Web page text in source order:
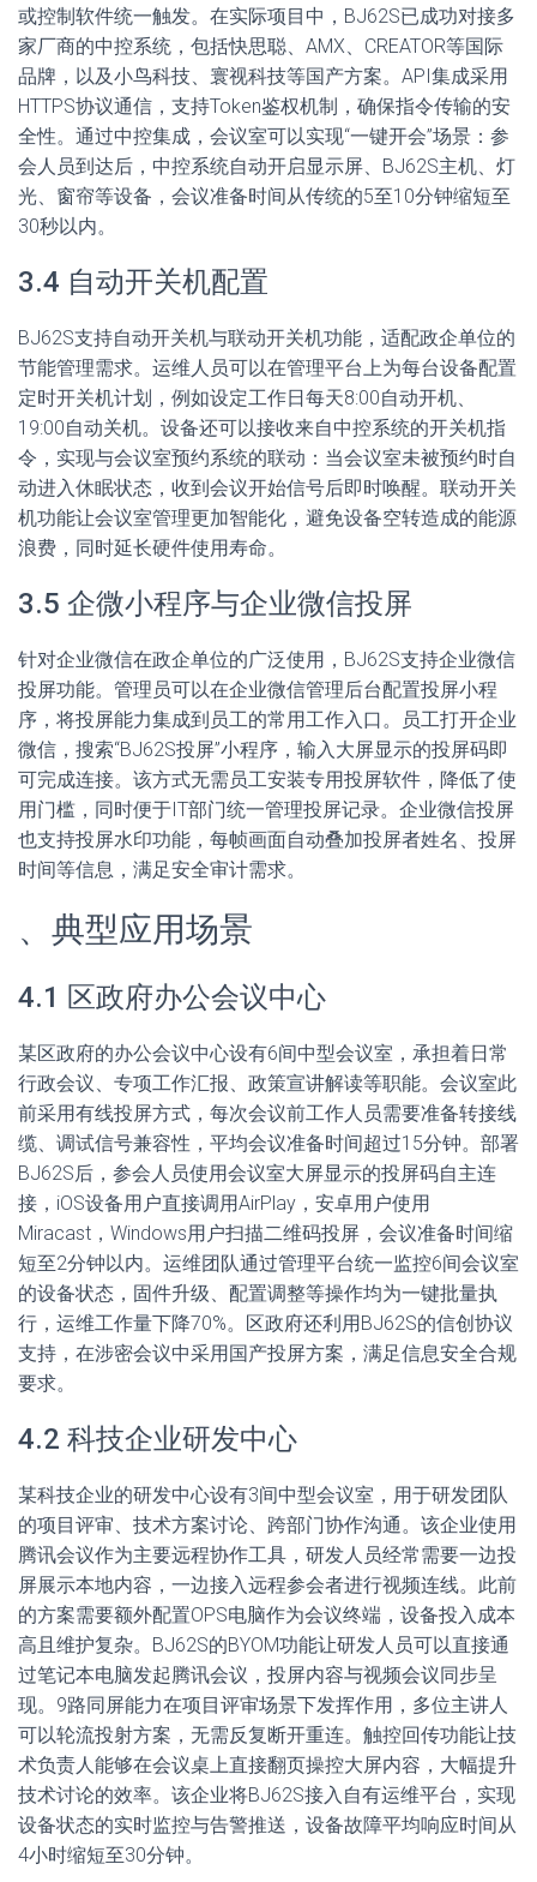
或控制软件统一触发。在实际项目中，BJ62S已成功对接多
家厂商的中控系统，包括快思聪、AMX、CREATOR等国际
品牌，以及小鸟科技、寰视科技等国产方案。API集成采用
HTTPS协议通信，支持Token鉴权机制，确保指令传输的安
全性。通过中控集成，会议室可以实现“一键开会”场景：参
会人员到达后，中控系统自动开启显示屏、BJ62S主机、灯
光、窗帘等设备，会议准备时间从传统的5至10分钟缩短至
30秒以内。
3.4 自动开关机配置
BJ62S支持自动开关机与联动开关机功能，适配政企单位的
节能管理需求。运维人员可以在管理平台上为每台设备配置
定时开关机计划，例如设定工作日每天8:00自动开机、
19:00自动关机。设备还可以接收来自中控系统的开关机指
令，实现与会议室预约系统的联动：当会议室未被预约时自
动进入休眠状态，收到会议开始信号后即时唤醒。联动开关
机功能让会议室管理更加智能化，避免设备空转造成的能源
浪费，同时延长硬件使用寿命。
3.5 企微小程序与企业微信投屏
针对企业微信在政企单位的广泛使用，BJ62S支持企业微信
投屏功能。管理员可以在企业微信管理后台配置投屏小程
序，将投屏能力集成到员工的常用工作入口。员工打开企业
微信，搜索“BJ62S投屏”小程序，输入大屏显示的投屏码即
可完成连接。该方式无需员工安装专用投屏软件，降低了使
用门槛，同时便于IT部门统一管理投屏记录。企业微信投屏
也支持投屏水印功能，每帧画面自动叠加投屏者姓名、投屏
时间等信息，满足安全审计需求。
、典型应用场景
4.1 区政府办公会议中心
某区政府的办公会议中心设有6间中型会议室，承担着日常
行政会议、专项工作汇报、政策宣讲解读等职能。会议室此
前采用有线投屏方式，每次会议前工作人员需要准备转接线
缆、调试信号兼容性，平均会议准备时间超过15分钟。部署
BJ62S后，参会人员使用会议室大屏显示的投屏码自主连
接，iOS设备用户直接调用AirPlay，安卓用户使用
Miracast，Windows用户扫描二维码投屏，会议准备时间缩
短至2分钟以内。运维团队通过管理平台统一监控6间会议室
的设备状态，固件升级、配置调整等操作均为一键批量执
行，运维工作量下降70%。区政府还利用BJ62S的信创协议
支持，在涉密会议中采用国产投屏方案，满足信息安全合规
要求。
4.2 科技企业研发中心
某科技企业的研发中心设有3间中型会议室，用于研发团队
的项目评审、技术方案讨论、跨部门协作沟通。该企业使用
腾讯会议作为主要远程协作工具，研发人员经常需要一边投
屏展示本地内容，一边接入远程参会者进行视频连线。此前
的方案需要额外配置OPS电脑作为会议终端，设备投入成本
高且维护复杂。BJ62S的BYOM功能让研发人员可以直接通
过笔记本电脑发起腾讯会议，投屏内容与视频会议同步呈
现。9路同屏能力在项目评审场景下发挥作用，多位主讲人
可以轮流投射方案，无需反复断开重连。触控回传功能让技
术负责人能够在会议桌上直接翻页操控大屏内容，大幅提升
技术讨论的效率。该企业将BJ62S接入自有运维平台，实现
设备状态的实时监控与告警推送，设备故障平均响应时间从
4小时缩短至30分钟。